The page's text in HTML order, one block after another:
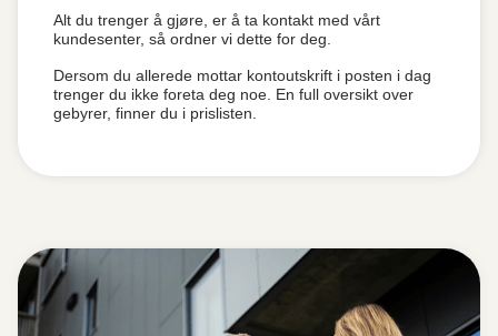
Alt du trenger å gjøre, er å ta kontakt med vårt
kundesenter, så ordner vi dette for deg.
Dersom du allerede mottar kontoutskrift i posten i dag
trenger du ikke foreta deg noe. En full oversikt over
gebyrer, finner du i prislisten.